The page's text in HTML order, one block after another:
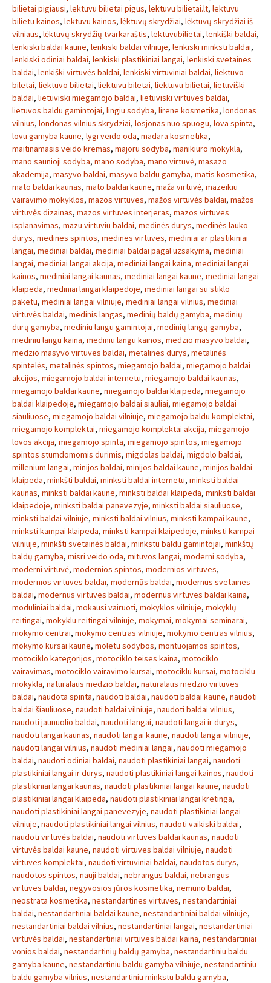
bilietai pigiausi, lektuvu bilietai pigus, lektuvu bilietai.lt, lektuvu
bilietu kainos, lektuvu kainos, lėktuvų skrydžiai, lėktuvų skrydžiai iš
vilniaus, lėktuvų skrydžių tvarkaraštis, lektuvubilietai, lenkiški baldai,
lenkiski baldai kaune, lenkiski baldai vilniuje, lenkiski minksti baldai,
lenkiski odiniai baldai, lenkiski plastikiniai langai, lenkiski svetaines
baldai, lenkiški virtuvės baldai, lenkiski virtuviniai baldai, liektuvo
biletai, liektuvo bilietai, liektuvu biletai, liektuvu bilietai, lietuviški
baldai, lietuviski miegamojo baldai, lietuviski virtuves baldai,
lietuvos baldu gamintojai, lingiu sodyba, lirene kosmetika, londonas
vilnius, londonas vilnius skrydziai, losjonas nuo spuogu, lova spinta,
lovu gamyba kaune, lygi veido oda, madara kosmetika,
maitinamasis veido kremas, majoru sodyba, manikiuro mokykla,
mano saunioji sodyba, mano sodyba, mano virtuvė, masazo
akademija, masyvo baldai, masyvo baldu gamyba, matis kosmetika,
mato baldai kaunas, mato baldai kaune, maža virtuvė, mazeikiu
vairavimo mokyklos, mazos virtuves, mažos virtuvės baldai, mažos
virtuvės dizainas, mazos virtuves interjeras, mazos virtuves
isplanavimas, mazu virtuviu baldai, medinės durys, medinės lauko
durys, medines spintos, medines virtuves, mediniai ar plastikiniai
langai, mediniai baldai, mediniai baldai pagal uzsakyma, mediniai
langai, mediniai langai akcija, mediniai langai kaina, mediniai langai
kainos, mediniai langai kaunas, mediniai langai kaune, mediniai langai
klaipeda, mediniai langai klaipedoje, mediniai langai su stiklo
paketu, mediniai langai vilniuje, mediniai langai vilnius, mediniai
virtuvės baldai, medinis langas, medinių baldų gamyba, medinių
durų gamyba, mediniu langu gamintojai, medinių langų gamyba,
mediniu langu kaina, mediniu langu kainos, medzio masyvo baldai,
medzio masyvo virtuves baldai, metalines durys, metalinės
spintelės, metalinės spintos, miegamojo baldai, miegamojo baldai
akcijos, miegamojo baldai internetu, miegamojo baldai kaunas,
miegamojo baldai kaune, miegamojo baldai klaipeda, miegamojo
baldai klaipedoje, miegamojo baldai siauliai, miegamojo baldai
siauliuose, miegamojo baldai vilniuje, miegamojo baldu komplektai,
miegamojo komplektai, miegamojo komplektai akcija, miegamojo
lovos akcija, miegamojo spinta, miegamojo spintos, miegamojo
spintos stumdomomis durimis, migdolas baldai, migdolo baldai,
millenium langai, minijos baldai, minijos baldai kaune, minijos baldai
klaipeda, minkšti baldai, minksti baldai internetu, minksti baldai
kaunas, minksti baldai kaune, minksti baldai klaipeda, minksti baldai
klaipedoje, minksti baldai panevezyje, minksti baldai siauliuose,
minksti baldai vilniuje, minksti baldai vilnius, minksti kampai kaune,
minksti kampai klaipeda, minksti kampai klaipedoje, minksti kampai
vilniuje, minkšti svetainės baldai, minkstu baldu gamintojai, minkštų
baldų gamyba, misri veido oda, mituvos langai, moderni sodyba,
moderni virtuvė, modernios spintos, modernios virtuves,
modernios virtuves baldai, modernūs baldai, modernus svetaines
baldai, modernus virtuves baldai, modernus virtuves baldai kaina,
moduliniai baldai, mokausi vairuoti, mokyklos vilniuje, mokyklų
reitingai, mokyklu reitingai vilniuje, mokymai, mokymai seminarai,
mokymo centrai, mokymo centras vilniuje, mokymo centras vilnius,
mokymo kursai kaune, moletu sodybos, montuojamos spintos,
motociklo kategorijos, motociklo teises kaina, motociklo
vairavimas, motociklo vairavimo kursai, motociklu kursai, motociklu
mokykla, naturalaus medzio baldai, naturalaus medzio virtuves
baldai, naudota spinta, naudoti baldai, naudoti baldai kaune, naudoti
baldai šiauliuose, naudoti baldai vilniuje, naudoti baldai vilnius,
naudoti jaunuolio baldai, naudoti langai, naudoti langai ir durys,
naudoti langai kaunas, naudoti langai kaune, naudoti langai vilniuje,
naudoti langai vilnius, naudoti mediniai langai, naudoti miegamojo
baldai, naudoti odiniai baldai, naudoti plastikiniai langai, naudoti
plastikiniai langai ir durys, naudoti plastikiniai langai kainos, naudoti
plastikiniai langai kaunas, naudoti plastikiniai langai kaune, naudoti
plastikiniai langai klaipeda, naudoti plastikiniai langai kretinga,
naudoti plastikiniai langai panevezyje, naudoti plastikiniai langai
vilniuje, naudoti plastikiniai langai vilnius, naudoti vaikiski baldai,
naudoti virtuvės baldai, naudoti virtuves baldai kaunas, naudoti
virtuvės baldai kaune, naudoti virtuves baldai vilniuje, naudoti
virtuves komplektai, naudoti virtuviniai baldai, naudotos durys,
naudotos spintos, nauji baldai, nebrangus baldai, nebrangus
virtuves baldai, negyvosios jūros kosmetika, nemuno baldai,
neostrata kosmetika, nestandartines virtuves, nestandartiniai
baldai, nestandartiniai baldai kaune, nestandartiniai baldai vilniuje,
nestandartiniai baldai vilnius, nestandartiniai langai, nestandartiniai
virtuvės baldai, nestandartiniai virtuves baldai kaina, nestandartiniai
vonios baldai, nestandartinių baldų gamyba, nestandartiniu baldu
gamyba kaune, nestandartiniu baldu gamyba vilniuje, nestandartiniu
baldu gamyba vilnius, nestandartiniu minkstu baldu gamyba,